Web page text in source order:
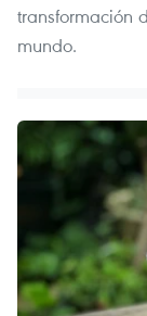
transformación
mundo.